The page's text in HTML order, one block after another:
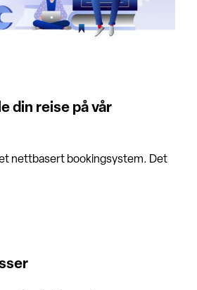
din reise på vår
nettbasert bookingsystem. Det